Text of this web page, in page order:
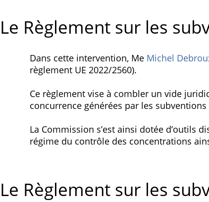
Le Règlement sur les
Dans cette intervention, Me Michel
règlement UE 2022/2560).
Ce règlement vise à combler un vide
concurrence générées par les
La Commission s’est ainsi dotée d’outils
régime du contrôle des concentrations
Le Règlement sur les